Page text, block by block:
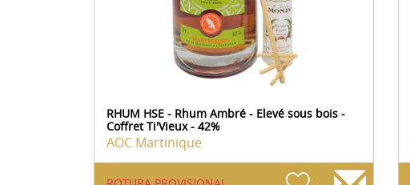
RHUM HSE - Rhum Ambré - Elevé sous bois -
Coffret Ti'Vieux - 42%
AOC Martinique